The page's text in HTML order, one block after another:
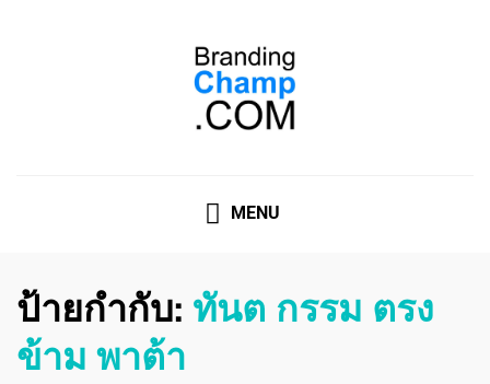
MENU
ป้ายกำกับ: ทันต กรรม ตรง
ข้าม พาต้า